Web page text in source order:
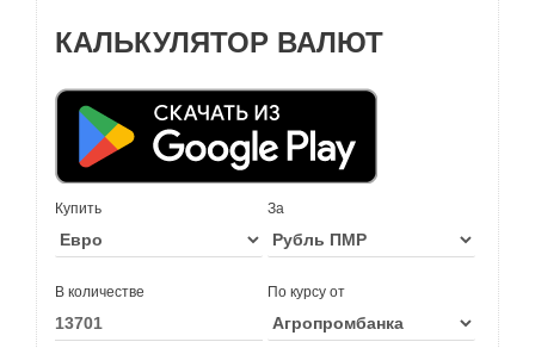
КАЛЬКУЛЯТОР ВАЛЮТ
Купить За
В количестве По курсу от